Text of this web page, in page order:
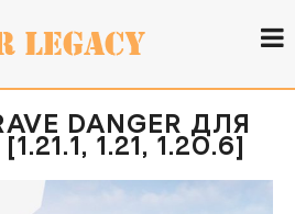
DANGER ДЛЯ
1.21, 1.20.6]